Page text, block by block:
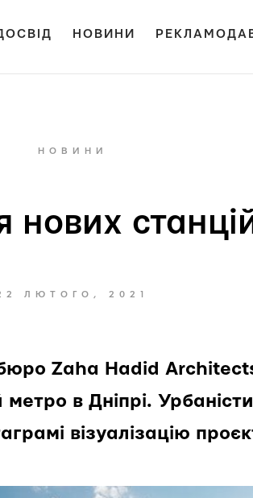
НОВИНИ
НОВИНИ
нових
ЛЮТОГО, 2021
Zaha Hadid
метро в Дніпрі.
візуалізацію